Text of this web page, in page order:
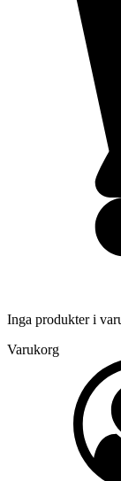
Inga produkter i
Varukorg